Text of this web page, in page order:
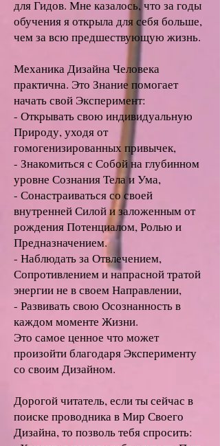
для Гидов. Мне казалось, что за годы
обучения я открыла для себя больше,
чем за всю предшествующую жизнь.
Механика Дизайна Человека
практична. Это Знание помогает
начать свой Эксперимент:
- Открывать свою индивидуальную
Природу, уходя от
гомогенизированных привычек,
- Знакомиться с Собой на глубинном
уровне Сознания Тела и Ума,
- Сонастраиваться со своей
внутренней Силой и заложенным от
рождения Потенциалом, Ролью и
Предназначением.
- Наблюдать за Отвлечением,
Сопротивлением и напрасной тратой
энергии не в своем Направлении,
- Развивать свою Осознанность в
каждом моменте Жизни.
Это самое ценное что может
произойти благодаря Эксперименту
со своим Дизайном.
Дорогой читатель, если ты сейчас в
поиске проводника в Мир Своего
Дизайна, то позволь тебя спросить: